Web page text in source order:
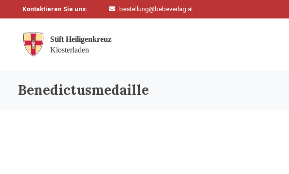
Kontaktieren Sie uns: bestellung@bebeverlag.at
Benedictusmedaille